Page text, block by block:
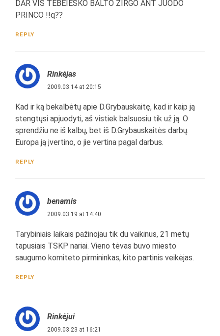
DAR VIS TEBEIESKO BALTO ZIRGO ANT JUODO
PRINCO !!q??
REPLY
Rinkėjas
2009.03.14 at 20:15
Kad ir ką bekalbėtų apie D.Grybauskaitę, kad ir kaip ją
stengtųsi apjuodyti, aš vistiek balsuosiu tik už ją. O
sprendžiu ne iš kalbų, bet iš D.Grybauskaitės darbų.
Europa ją įvertino, o jie vertina pagal darbus.
REPLY
benamis
2009.03.19 at 14:40
Tarybiniais laikais pažinojau tik du vaikinus, 21 metų
tapusiais TSKP nariai. Vieno tėvas buvo miesto
saugumo komiteto pirmininkas, kito partinis veikėjas.
REPLY
Rinkėjui
2009.03.23 at 16:21